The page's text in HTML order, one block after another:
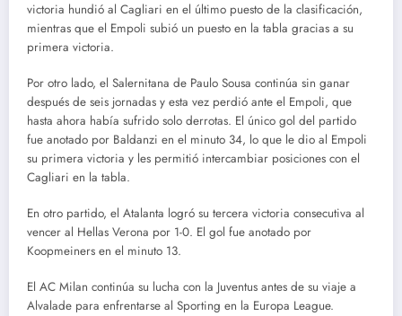
victoria hundió al Cagliari en el último puesto de la clasificación,
mientras que el Empoli subió un puesto en la tabla gracias a su
primera victoria.
Por otro lado, el Salernitana de Paulo Sousa continúa sin ganar
después de seis jornadas y esta vez perdió ante el Empoli, que
hasta ahora había sufrido solo derrotas. El único gol del partido
fue anotado por Baldanzi en el minuto 34, lo que le dio al Empoli
su primera victoria y les permitió intercambiar posiciones con el
Cagliari en la tabla.
En otro partido, el Atalanta logró su tercera victoria consecutiva al
vencer al Hellas Verona por 1-0. El gol fue anotado por
Koopmeiners en el minuto 13.
El AC Milan continúa su lucha con la Juventus antes de su viaje a
Alvalade para enfrentarse al Sporting en la Europa League.